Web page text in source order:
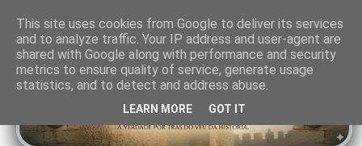
This site uses cookies from Google to deliver its services
and to analyze traffic. Your IP address and user-agent are
shared with Google along with performance and security
metrics to ensure quality of service, generate usage
statistics, and to detect and address abuse.
LEARN MORE GOT IT